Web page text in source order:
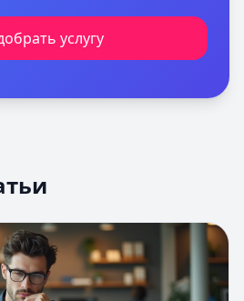
услугу
линия банков